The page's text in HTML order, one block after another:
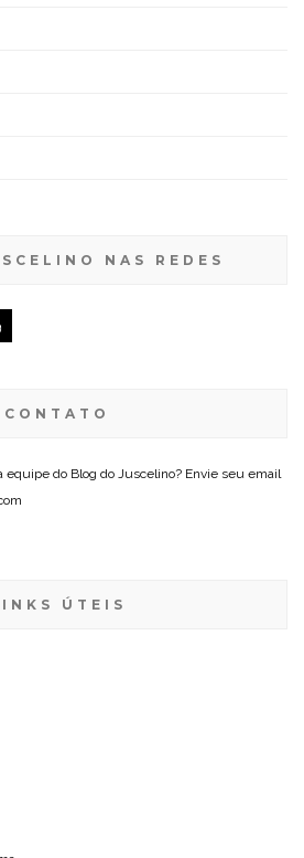
NAS REDES
CONTATO
equipe do Blog do Juscelino? Envie seu email
ÚTEIS